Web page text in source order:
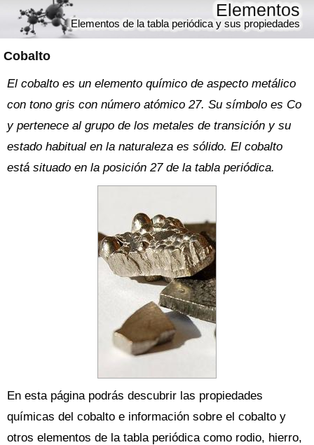
Cobalto
Elementos
Elementos de la tabla periódica y sus propiedades
El cobalto es un elemento químico de aspecto metálico
con tono gris con número atómico 27. Su símbolo es Co
y pertenece al grupo de los metales de transición y su
estado habitual en la naturaleza es sólido. El cobalto
está situado en la posición 27 de la tabla periódica.
En esta página podrás descubrir las propiedades
químicas del cobalto e información sobre el cobalto y
otros elementos de la tabla periódica como rodio, hierro,